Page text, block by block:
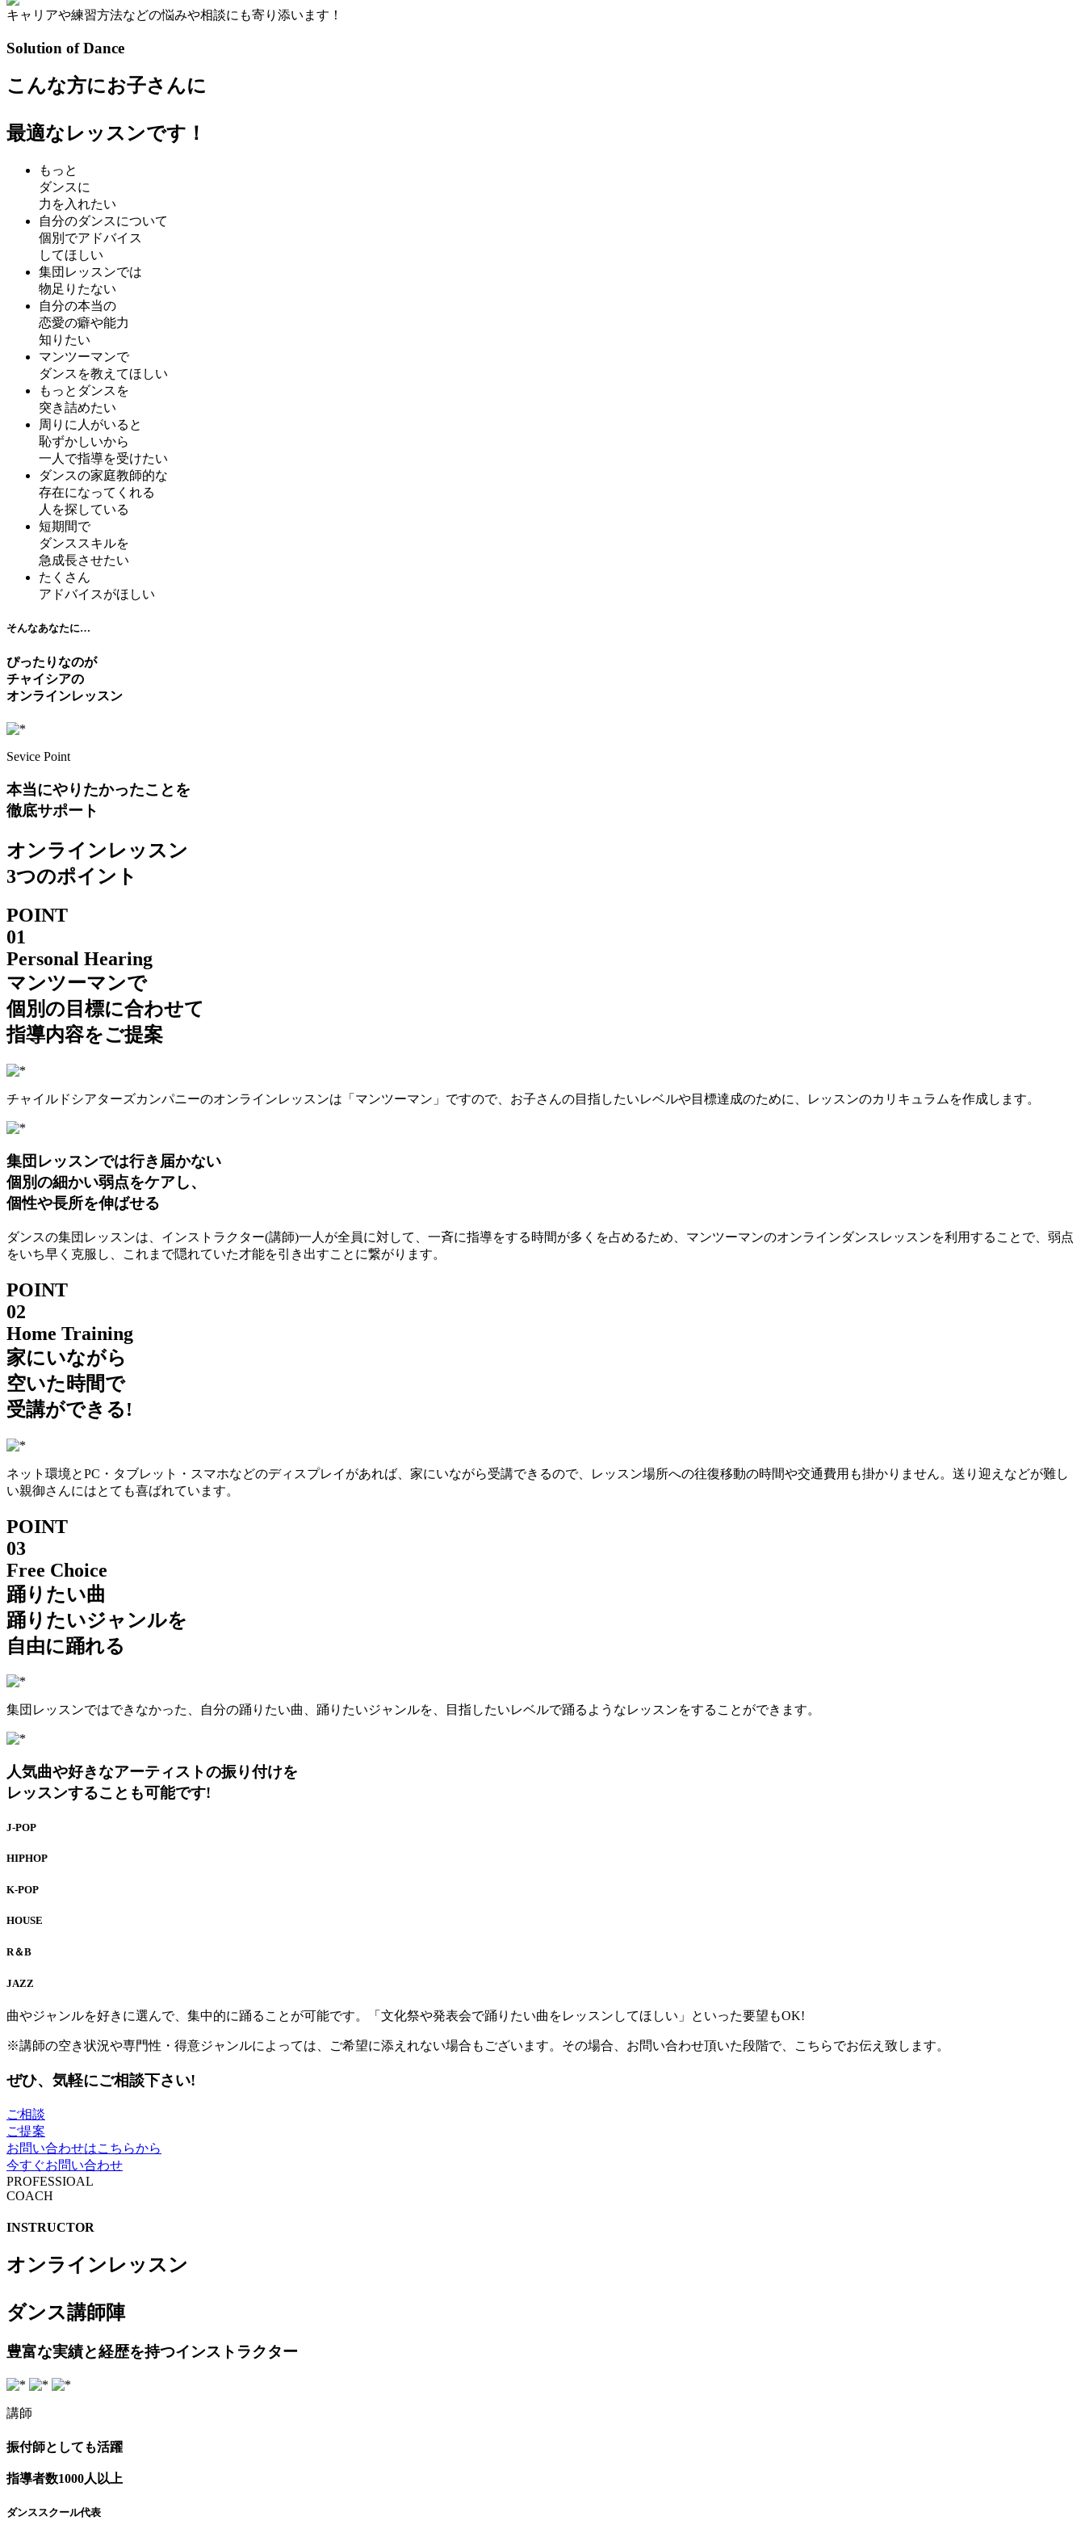
キャリアや練習方法などの悩みや相談にも寄り添います！
Solution of Dance
こんな方にお子さんに
最適なレッスンです！
もっと
ダンスに
力を入れたい
自分のダンスについて
個別でアドバイス
してほしい
集団レッスンでは
物足りたない
自分の本当の
恋愛の癖や能力
知りたい
マンツーマンで
ダンスを教えてほしい
もっとダンスを
突き詰めたい
周りに人がいると
恥ずかしいから
一人で指導を受けたい
ダンスの家庭教師的な
存在になってくれる
人を探している
短期間で
ダンススキルを
急成長させたい
たくさん
アドバイスがほしい
そんなあなたに…
ぴったりなのが
チャイシアの
オンラインレッスン
Sevice Point
本当にやりたかったことを
徹底サポート
オンラインレッスン
3つのポイント
POINT
01
Personal Hearing
マンツーマンで
個別の目標に合わせて
指導内容をご提案
チャイルドシアターズカンパニーのオンラインレッスンは「マンツーマン」ですので、お子さんの目指したいレベルや目標達成のために、レッスンのカリキュラムを作成します。
集団レッスンでは行き届かない
個別の細かい弱点をケアし、
個性や長所を伸ばせる
ダンスの集団レッスンは、インストラクター(講師)一人が全員に対して、一斉に指導をする時間が多くを占めるため、マンツーマンのオンラインダンスレッスンを利用することで、弱点
をいち早く克服し、これまで隠れていた才能を引き出すことに繋がります。
POINT
02
Home Training
家にいながら
空いた時間で
受講ができる!
ネット環境とPC・タブレット・スマホなどのディスプレイがあれば、家にいながら受講できるので、レッスン場所への往復移動の時間や交通費用も掛かりません。送り迎えなどが難し
い親御さんにはとても喜ばれています。
POINT
03
Free Choice
踊りたい曲
踊りたいジャンルを
自由に踊れる
集団レッスンではできなかった、自分の踊りたい曲、踊りたいジャンルを、目指したいレベルで踊るようなレッスンをすることができます。
人気曲や好きなアーティストの振り付けを
レッスンすることも可能です!
J-POP
HIPHOP
K-POP
HOUSE
R＆B
JAZZ
曲やジャンルを好きに選んで、集中的に踊ることが可能です。「文化祭や発表会で踊りたい曲をレッスンしてほしい」といった要望もOK!
※講師の空き状況や専門性・得意ジャンルによっては、ご希望に添えれない場合もございます。その場合、お問い合わせ頂いた段階で、こちらでお伝え致します。
ぜひ、気軽にご相談下さい!
ご相談
ご提案
お問い合わせはこちらから
今すぐお問い合わせ
PROFESSIOAL
COACH
INSTRUCTOR
オンラインレッスン
ダンス講師陣
豊富な実績と経歴を持つインストラクター
講師
振付師としても活躍
指導者数1000人以上
ダンススクール代表